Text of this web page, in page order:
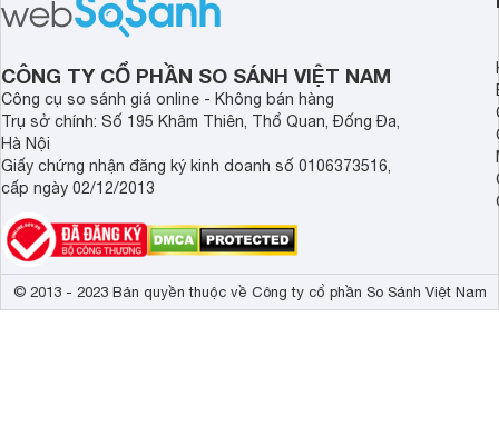
CÔNG TY CỔ PHẦN SO SÁNH VIỆT NAM
Công cụ so sánh giá online - Không bán hàng
Trụ sở chính: Số 195 Khâm Thiên, Thổ Quan, Đống Đa,
Hà Nội
Giấy chứng nhận đăng ký kinh doanh số 0106373516,
cấp ngày 02/12/2013
© 2013 - 2023 Bản quyền thuộc về Công ty cổ phần So Sánh Việt Nam